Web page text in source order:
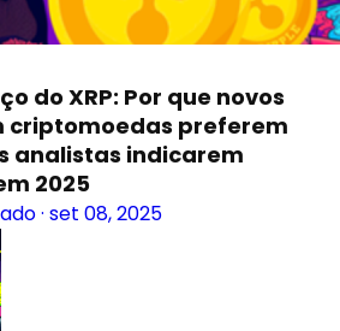
do XRP: Por que novos
criptomoedas preferem
analistas indicarem
2025
· set 08, 2025